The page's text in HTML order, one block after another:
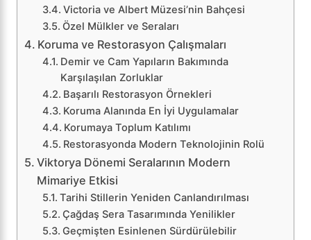
Victoria ve Albert Müzesi’nin Bahçesi
Özel Mülkler ve Seraları
Koruma ve Restorasyon Çalışmaları
Demir ve Cam Yapıların Bakımında
Karşılaşılan Zorluklar
Başarılı Restorasyon Örnekleri
Koruma Alanında En İyi Uygulamalar
Korumaya Toplum Katılımı
Restorasyonda Modern Teknolojinin Rolü
Viktorya Dönemi Seralarının Modern
Mimariye Etkisi
Tarihi Stillerin Yeniden Canlandırılması
Çağdaş Sera Tasarımında Yenilikler
Geçmişten Esinlenen Sürdürülebilir